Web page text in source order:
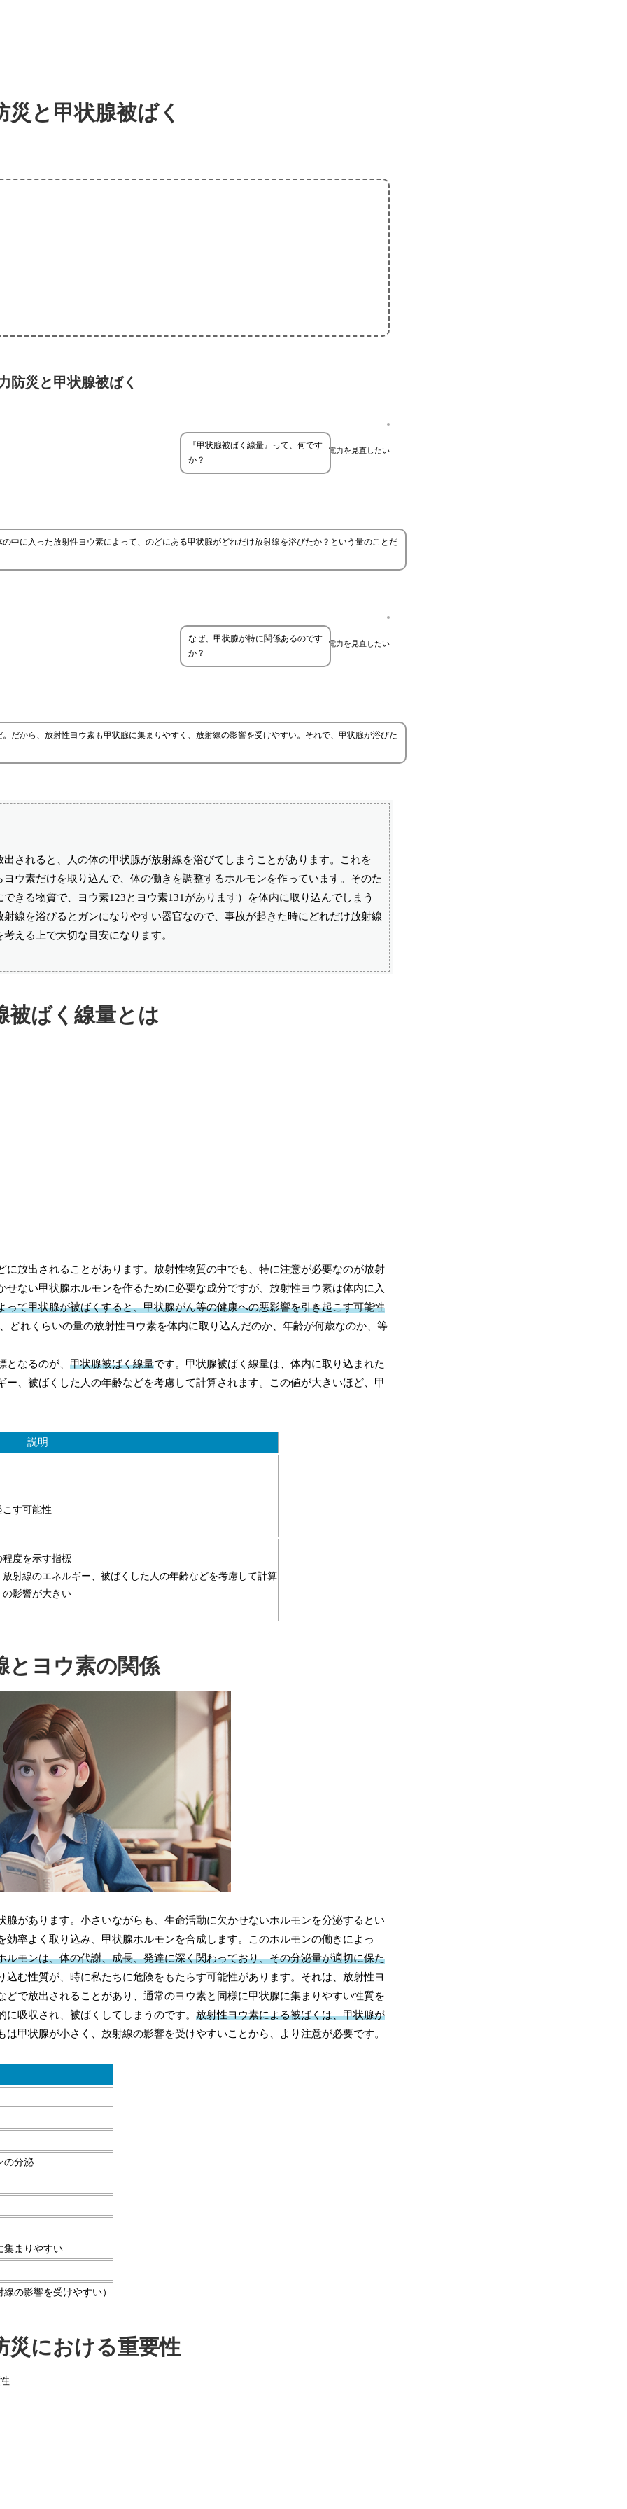
災と甲状腺被ばく
防災と甲状腺被ばく
電力を見直したい
『甲状腺被ばく線量』って、何です
か？
中に入った放射性ヨウ素によって、のどにある甲状腺がどれだけ放射線を浴びたか？という量のことだ
電力を見直したい
なぜ、甲状腺が特に関係あるのです
か？
だから、放射性ヨウ素も甲状腺に集まりやすく、放射線の影響を受けやすい。それで、甲状腺が浴びた
されると、人の体の甲状腺が放射線を浴びてしまうことがあります。これを
ウ素だけを取り込んで、体の働きを調整するホルモンを作っています。そのた
きる物質で、ヨウ素123とヨウ素131があります）を体内に取り込んでしまう
線を浴びるとガンになりやすい器官なので、事故が起きた時にどれだけ放射線
える上で大切な目安になります。
被ばく線量とは
放出されることがあります。放射性物質の中でも、特に注意が必要なのが放射
ない甲状腺ホルモンを作るために必要な成分ですが、放射性ヨウ素は体内に入
って甲状腺が被ばくすると、甲状腺がん等の健康への悪影響を引き起こす可能性
どれくらいの量の放射性ヨウ素を体内に取り込んだのか、年齢が何歳なのか、等
なるのが、 甲状腺被ばく線量です。甲状腺被ばく線量は、体内に取り込まれた
、被ばくした人の年齢などを考慮して計算されます。この値が大きいほど、甲
説明
す可能性
度を示す指標
射線のエネルギー、被ばくした人の年齢などを考慮して計算
影響が大きい
とヨウ素の関係
があります。小さいながらも、生命活動に欠かせないホルモンを分泌するとい
率よく取り込み、甲状腺ホルモンを合成します。このホルモンの働きによっ
ルモンは、体の代謝、成長、発達に深く関わっており、その分泌量が適切に保た
込む性質が、時に私たちに危険をもたらす可能性があります。それは、放射性ヨ
で放出されることがあり、通常のヨウ素と同様に甲状腺に集まりやすい性質を
吸収され、被ばくしてしまうのです。 放射性ヨウ素による被ばくは、甲状腺が
は甲状腺が小さく、放射線の影響を受けやすいことから、より注意が必要です。
の分泌
集まりやすい
の影響を受けやすい）
災における重要性